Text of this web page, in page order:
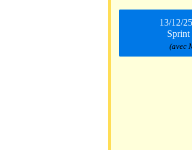
13/12/25
(avec